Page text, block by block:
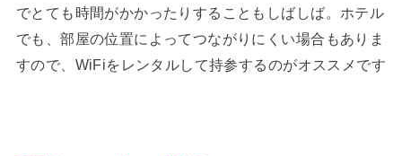
でとても時間がかかったりすることもしばしば。ホテル
でも、部屋の位置によってつながりにくい場合もありま
すので、WiFiをレンタルして持参するのがオススメです